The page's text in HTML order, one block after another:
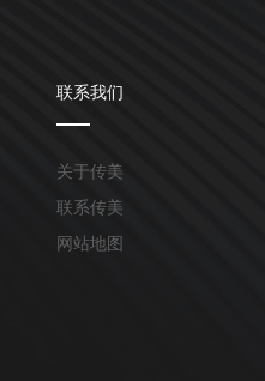
联系我们
关于传美
联系传美
网站地图